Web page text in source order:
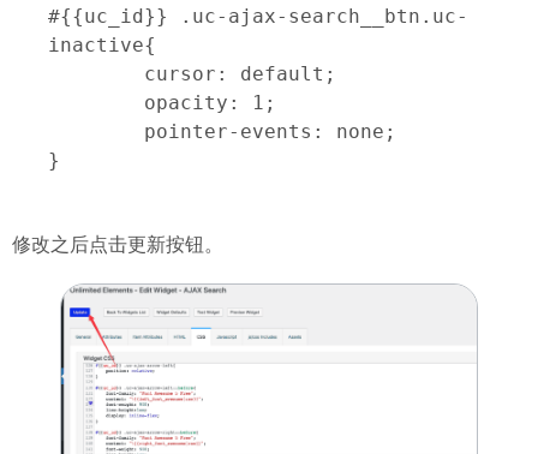
#{{uc_id}} .uc-ajax-search__btn.uc-
inactive{
}
修改之后点击更新按钮。